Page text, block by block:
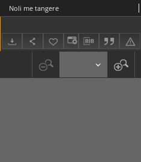
Noli me tangere